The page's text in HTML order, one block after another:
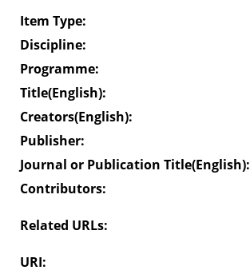
Item Type:
Discipline:
Programme:
Title(English):
Creators(English):
Publisher:
Journal or Publication Title(English):
Contributors:
Related URLs:
URI: